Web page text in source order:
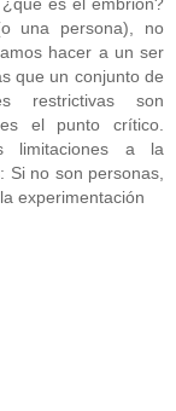
una persona), no
hacer a un ser
que un conjunto de
restrictivas son
el punto crítico.
limitaciones a la
Si no son personas,
experimentación